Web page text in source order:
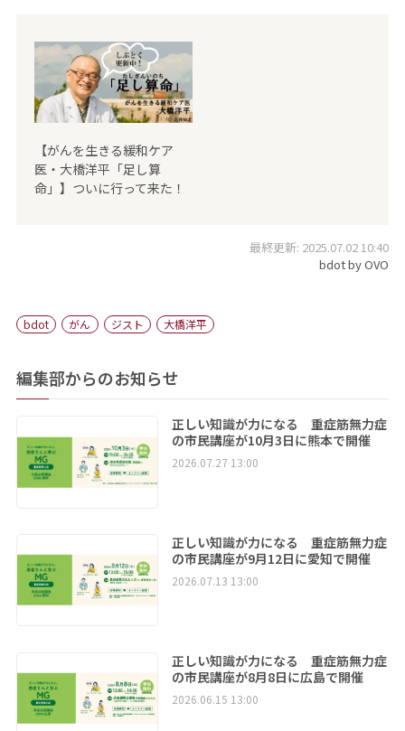
【がんを生きる緩和ケア
医・大橋洋平「足し算
命」】ついに行って来た！
最終更新: 2025.07.02 10:40
bdot by OVO
bdot がん ジスト 大橋洋平
編集部からのお知らせ
正しい知識が力になる 重症筋無力症
の市民講座が10月3日に熊本で開催
2026.07.27 13:00
正しい知識が力になる 重症筋無力症
の市民講座が9月12日に愛知で開催
2026.07.13 13:00
正しい知識が力になる 重症筋無力症
の市民講座が8月8日に広島で開催
2026.06.15 13:00